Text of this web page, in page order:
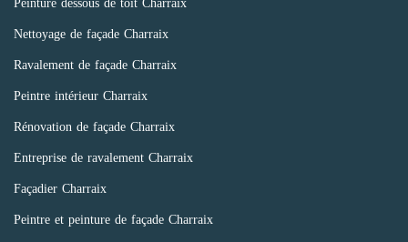
Peinture dessous de toit Charraix
Nettoyage de façade Charraix
Ravalement de façade Charraix
Peintre intérieur Charraix
Rénovation de façade Charraix
Entreprise de ravalement Charraix
Façadier Charraix
Peintre et peinture de façade Charraix